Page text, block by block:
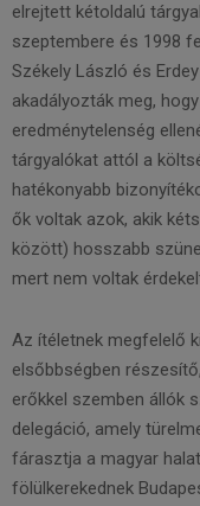
elrejtett kétoldalú
szeptembere és 1998
Székely László és
akadályozták meg,
eredménytelenség
tárgyalókat attól a
hatékonyabb
ők voltak azok, akik
között) hosszabb
mert nem voltak
Az ítéletnek megfelelő
elsőbbségben
erőkkel szemben állók
delegáció, amely
fárasztja a magyar
fölülkerekednek